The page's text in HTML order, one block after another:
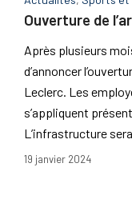
Ouverture de
Après plusieurs
d’annoncer
Leclerc. Les
s’appliquent
L’infrastructure
19 janvier 2024